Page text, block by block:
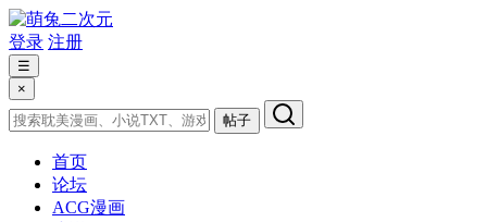
登录 注册
☰
×
帖子
首页
论坛
ACG漫画